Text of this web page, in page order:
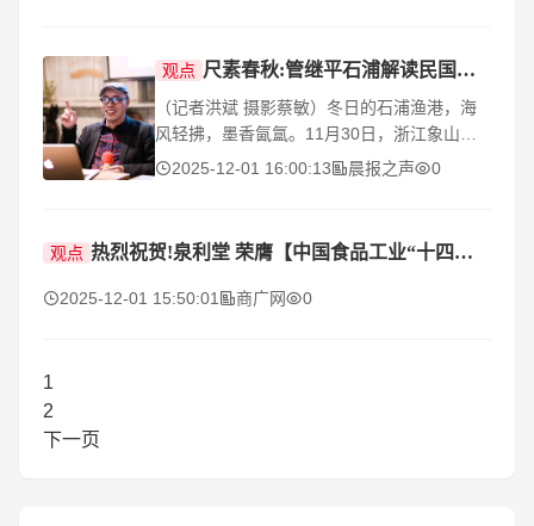
观点 尺素春秋:管继平石浦解读民国文人笔墨情缘
（记者洪斌 摄影蔡敏）冬日的石浦渔港，海
风轻拂，墨香氤氲。11月30日，浙江象山石
浦渔港迎来一场文化盛会——海派作家、书法
2025-12-01 16:00:13 晨报之声 0
观点 热烈祝贺!泉利堂 荣膺【中国食品工业“十四五”高质量发展】双项大奖
2025-12-01 15:50:01 商广网 0
1
2
下一页